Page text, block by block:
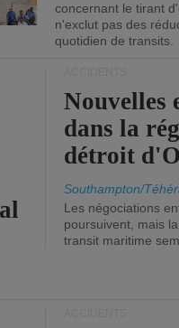
concernant le tirant
n'exclut pas des
quotidien de transits.
Nouvelles
dans la
détroit
Southampton/
Les négociations
poursuivent, mais
transit maritime